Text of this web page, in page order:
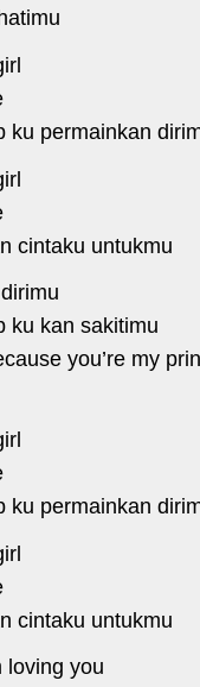
ku permainkan
cintaku untukmu
ku kan sakitimu
you’re my
ku permainkan
cintaku untukmu
loving you